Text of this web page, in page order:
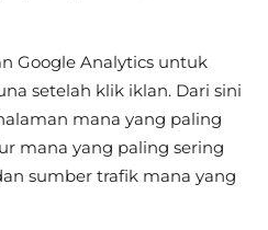
Google Analytics untuk
setelah klik iklan. Dari sini
mana yang paling
mana yang paling sering
sumber trafik mana yang